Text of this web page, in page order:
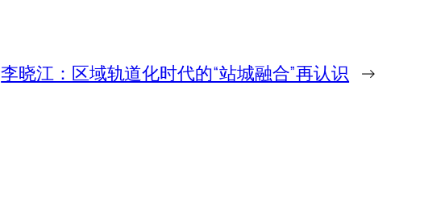
李晓江：区域轨道化时代的“站城融合”再认识 →